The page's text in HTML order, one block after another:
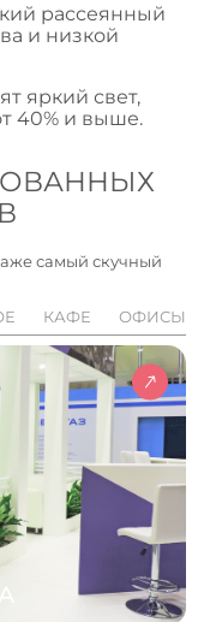
рассеянный
и низкой
яркий свет,
40% и выше.
самый скучный
КАФЕ ОФИСЫ